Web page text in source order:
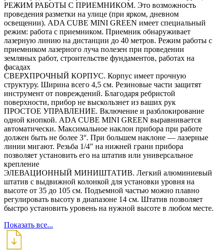
РЕЖИМ РАБОТЫ С ПРИЕМНИКОМ. Это возможность
проведения разметки на улице (при ярком, дневном
освещении). ADA CUBE MINI GREEN имеет специальный
режим: работа с приемником. Приемник обнаруживает
лазерную линию на дистанции до 40 метров. Режим работы с
приемником лазерного луча полезен при проведении
земляных работ, строительстве фундаментов, работах на
фасадах
СВЕРХПРОЧНЫЙ КОРПУС. Корпус имеет прочную
структуру. Ширина всего 4,5 см. Резиновые части защитят
инструмент от повреждений. Благодаря ребристой
поверхности, прибор не выскользнет из ваших рук
ПРОСТОЕ УПРАВЛЕНИЕ. Включение и разблокирование
одной кнопкой. ADA CUBE MINI GREEN выравнивается
автоматически. Максимальное наклон прибора при работе
должен быть не более 3°. При большем наклоне — лазерные
линии мигают. Резьба 1/4" на нижней грани прибора
позволяет установить его на штатив или универсальное
крепление
ЭЛЕВАЦИОННЫЙ МИНИШТАТИВ. Легкий алюминиевый
штатив с выдвижной колонкой для установки уровня на
высоте от 35 до 105 см. Подъемной частью можно плавно
регулировать высоту в диапазоне 14 см. Штатив позволяет
быстро установить уровень на нужной высоте в любом месте.
Показать все...